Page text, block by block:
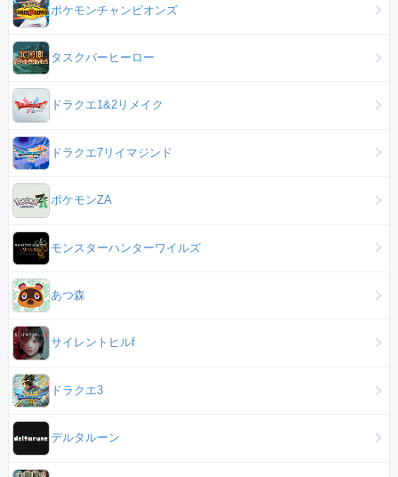
ポケモンチャンピオンズ
タスクバーヒーロー
ドラクエ1&2リメイク
ドラクエ7リイマジンド
ポケモンZA
モンスターハンターワイルズ
あつ森
サイレントヒルf
ドラクエ3
デルタルーン